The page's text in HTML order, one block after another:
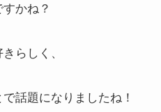
かね？
らしく、
話題になりましたね！